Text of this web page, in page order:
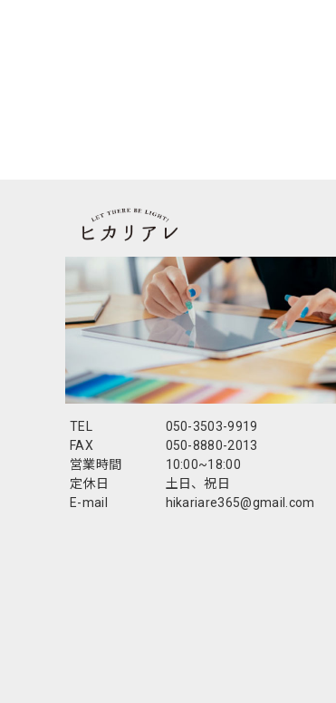
TEL
050-3503-9919
FAX
050-8880-2013
営業時間
10:00~18:00
定休日
土日、祝日
E-mail
hikariare365@gmail.com